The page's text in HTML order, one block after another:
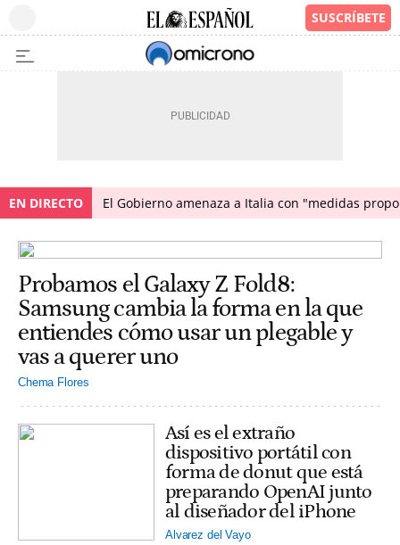
EN DIRECTO El Gobierno amenaza a Italia con "medidas
Probamos el Galaxy Z Fold8:
Samsung cambia la forma en la que
entiendes cómo usar un plegable y
vas a querer uno
Chema Flores
Así es el extraño
dispositivo portátil con
forma de donut que está
preparando OpenAI junto
al diseñador del iPhone
Alvarez del Vayo